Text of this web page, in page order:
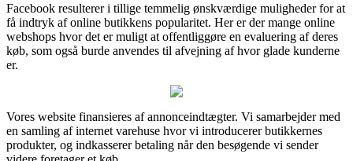
Facebook resulterer i tillige temmelig ønskværdige muligheder for at
få indtryk af online butikkens popularitet. Her er der mange online
webshops hvor det er muligt at offentliggøre en evaluering af deres
køb, som også burde anvendes til afvejning af hvor glade kunderne
er.
Vores website finansieres af annonceindtægter. Vi samarbejder med
en samling af internet varehuse hvor vi introducerer butikkernes
produkter, og indkasserer betaling når den besøgende vi sender